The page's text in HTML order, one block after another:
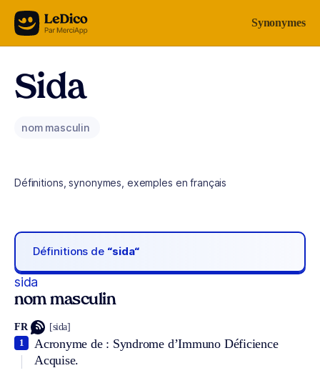
Aller au contenu Synonymes
Sida
nom masculin
Définitions, synonymes, exemples en français
Définitions de “sida“
sida
nom masculin
FR [sida]
Acronyme de : Syndrome d’Immuno Déficience
Acquise.
1